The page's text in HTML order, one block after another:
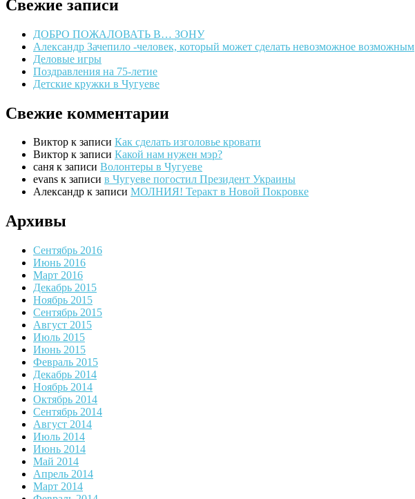
Свежие записи
ДОБРО ПОЖАЛОВАТЬ В… ЗОНУ
Александр Зачепило -человек, который может сделать невозможное возможным
Деловые игры
Поздравления на 75-летие
Детские кружки в Чугуеве
Свежие комментарии
Виктор к записи Как сделать изголовье кровати
Виктор к записи Какой нам нужен мэр?
саня к записи Волонтеры в Чугуеве
evans к записи в Чугуеве погостил Президент Украины
Александр к записи МОЛНИЯ! Теракт в Новой Покровке
Архивы
Сентябрь 2016
Июнь 2016
Март 2016
Декабрь 2015
Ноябрь 2015
Сентябрь 2015
Август 2015
Июль 2015
Июнь 2015
Февраль 2015
Декабрь 2014
Ноябрь 2014
Октябрь 2014
Сентябрь 2014
Август 2014
Июль 2014
Июнь 2014
Май 2014
Апрель 2014
Март 2014